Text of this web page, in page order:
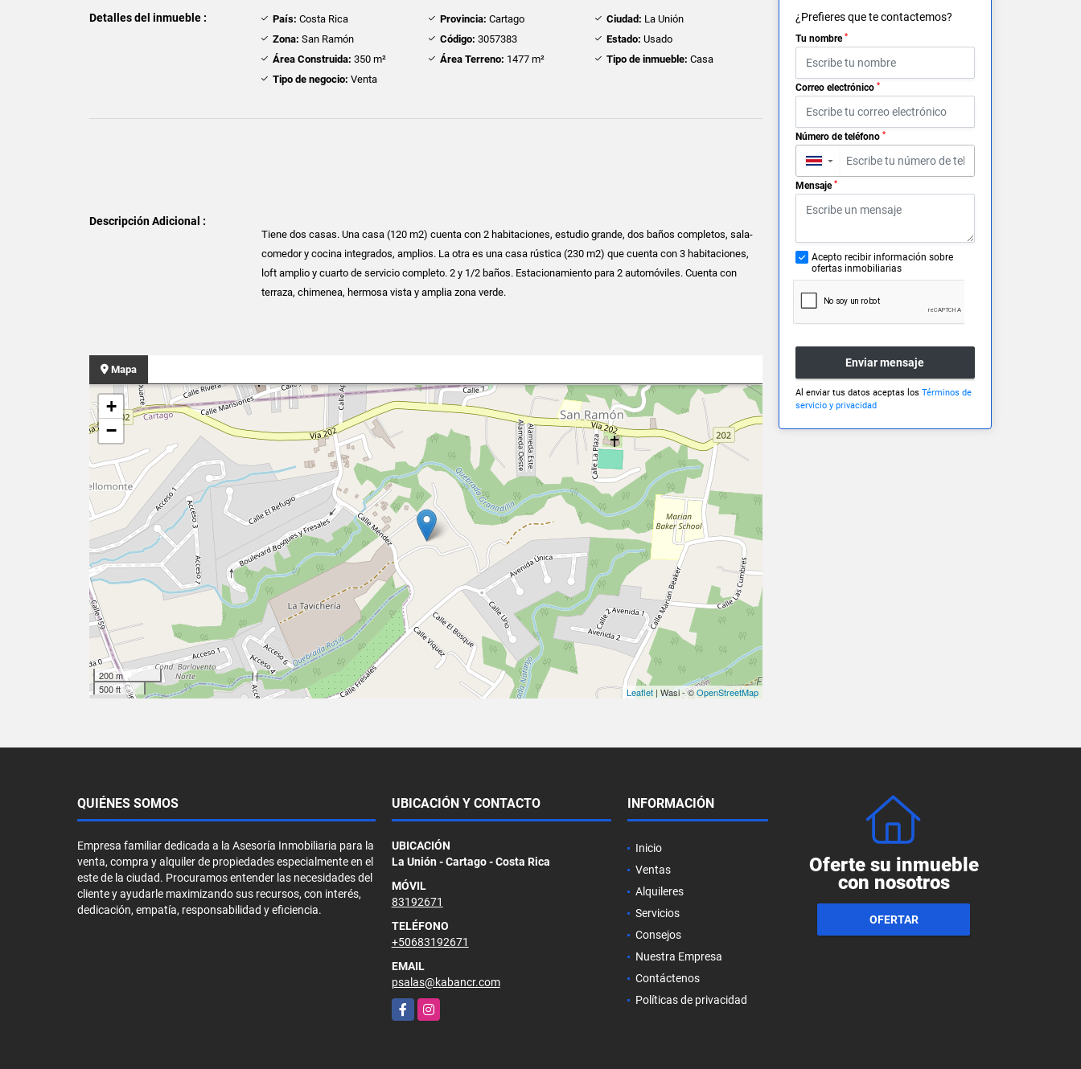
Detalles del inmueble : País: Costa Rica Provincia: Cartago Ciudad: La Unión
Zona: San Ramón Código: 3057383 Estado: Usado
Área Construida: 350 m² Área Terreno: 1477 m² Tipo de inmueble: Casa
Tipo de negocio: Venta
Descripción Adicional :
Tiene dos casas. Una casa (120 m2) cuenta con 2 habitaciones, estudio grande, dos baños completos, sala-
comedor y cocina integrados, amplios. La otra es una casa rústica (230 m2) que cuenta con 3 habitaciones,
loft amplio y cuarto de servicio completo. 2 y 1/2 baños. Estacionamiento para 2 automóviles. Cuenta con
terraza, chimenea, hermosa vista y amplia zona verde.
Mapa
+
−
200 m
500 ft
Leaflet| Wasi - ©OpenStreetMap
¿Prefieres que te contactemos?
Tu nombre *
Correo electrónico *
Número de teléfono *
▼
Mensaje *
Acepto recibir información sobre
ofertas inmobiliarias
Enviar mensaje
Al enviar tus datos aceptas los Términos de
servicio y privacidad
QUIÉNES SOMOS
Empresa familiar dedicada a la Asesoría Inmobiliaria para la
venta, compra y alquiler de propiedades especialmente en el
este de la ciudad. Procuramos entender las necesidades del
cliente y ayudarle maximizando sus recursos, con interés,
dedicación, empatía, responsabilidad y eficiencia.
UBICACIÓN Y CONTACTO
UBICACIÓN
La Unión - Cartago - Costa Rica
MÓVIL
83192671
TELÉFONO
+50683192671
EMAIL
psalas@kabancr.com
FacebookInstagram
INFORMACIÓN
Inicio
Ventas
Alquileres
Servicios
Consejos
Nuestra Empresa
Contáctenos
Políticas de privacidad
Oferte su inmueble
con nosotros
OFERTAR